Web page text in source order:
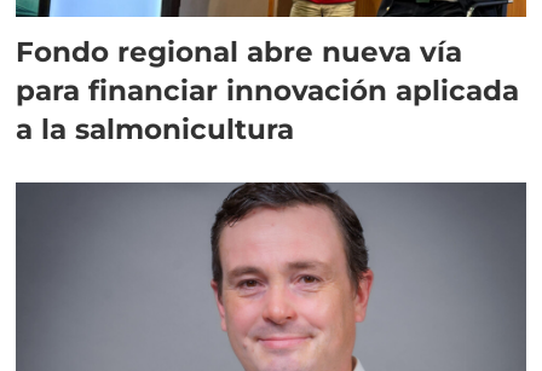
Fondo regional abre nueva vía
para financiar innovación aplicada
a la salmonicultura